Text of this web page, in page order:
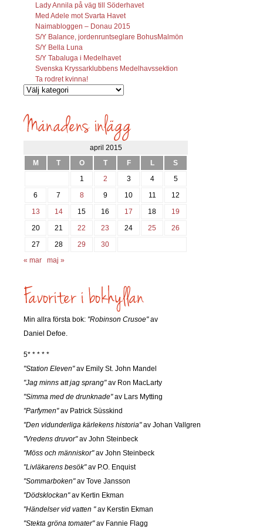
Lady Annila på väg till Söderhavet
Med Adele mot Svarta Havet
Naimabloggen – Donau 2015
S/Y Balance, jordenruntseglare BohusMalmön
S/Y Bella Luna
S/Y Tabaluga i Medelhavet
Svenska Kryssarklubbens Medelhavssektion
Ta rodret kvinna!
Vilka
söks?
april 2015
M
T O T F L
S
1
2 3 4
5
6
7 8 9 10 11
12
13
14 15 16 17 18
19
20
21 22 23 24 25
26
27
28 29
30
« mar
maj »
Min allra första bok: "Robinson Crusoe"av
Daniel Defoe.
5* * * * *
"Station Eleven"av Emily St. John Mandel
"Jag minns att jag sprang"av Ron MacLarty
"Simma med de drunknade"av Lars Mytting
"Parfymen"av Patrick Süsskind
"Den vidunderliga kärlekens historia"av Johan Vallgren
"Vredens druvor"av John Steinbeck
"Möss och människor"av John Steinbeck
"Livläkarens besök"av P.O. Enquist
"Sommarboken"av Tove Jansson
"Dödsklockan"av Kertin Ekman
"Händelser vid vatten "av Kerstin Ekman
"Stekta gröna tomater"av Fannie Flagg